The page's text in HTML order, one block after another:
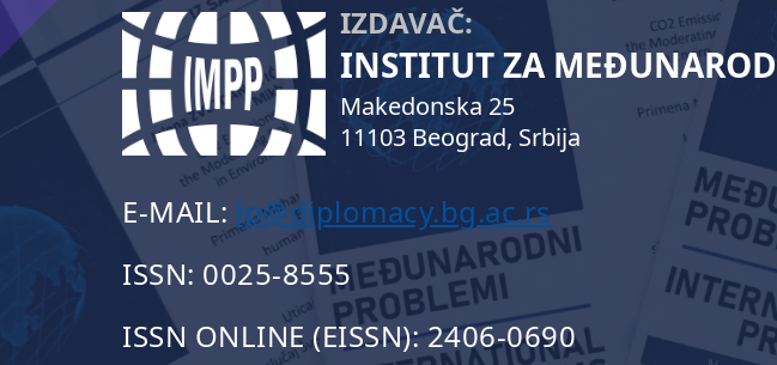
IZDAVAČ:
INSTITUT ZA
Makedonska 25
11103 Beograd, Srbija
E-MAIL: ip@diplomacy.bg.ac.rs
ISSN: 0025-8555
ISSN ONLINE (EISSN): 2406-0690